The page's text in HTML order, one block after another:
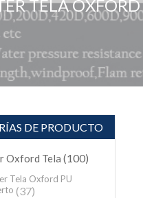
TELA
DE PRODUCTO
Oxford Tela (100)
Tela Oxford PU
(37)